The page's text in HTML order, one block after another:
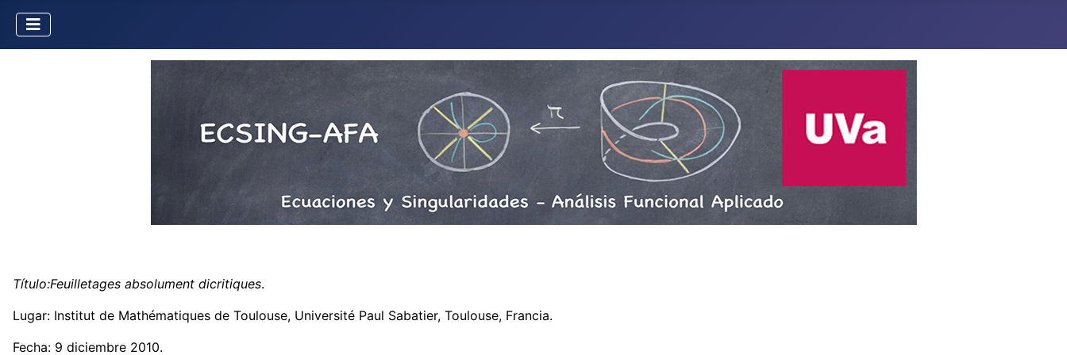
Título:Feuilletages absolument dicritiques.
Lugar: Institut de Mathématiques de Toulouse, Université Paul Sabatier, Toulouse, Francia.
Fecha: 9 diciembre 2010.